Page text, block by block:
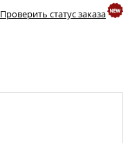
Проверить статус заказа